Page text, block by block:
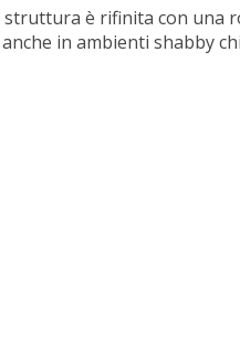
è rifinita con una
in ambienti shabby